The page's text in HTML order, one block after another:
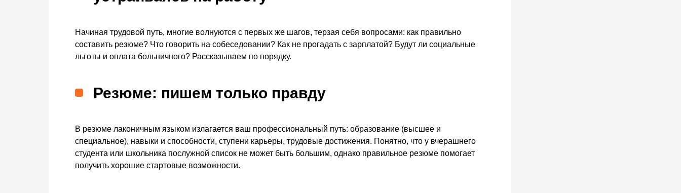
Начиная трудовой путь, многие волнуются с первых же шагов, терзая себя вопросами: как правильно
составить резюме? Что говорить на собеседовании? Как не прогадать с зарплатой? Будут ли социальные
льготы и оплата больничного? Рассказываем по порядку.
Резюме: пишем только правду
В резюме лаконичным языком излагается ваш профессиональный путь: образование (высшее и
специальное), навыки и способности, ступени карьеры, трудовые достижения. Понятно, что у вчерашнего
студента или школьника послужной список не может быть большим, однако правильное резюме помогает
получить хорошие стартовые возможности.